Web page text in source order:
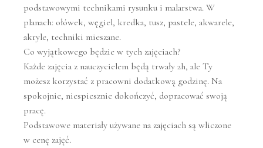
podstawowymi technikami rysunku i malarstwa. W
planach: ołówek, węgiel, kredka, tusz, pastele, akwarele,
akryle, techniki mieszane.
Co wyjątkowego będzie w tych zajęciach?
Każde zajęcia z nauczycielem będą trwały 2h, ale Ty
możesz korzystać z pracowni dodatkową godzinę. Na
spokojnie, niespiesznie dokończyć, dopracować swoją
pracę.
Podstawowe materiały używane na zajęciach są wliczone
w cenę zajęć.